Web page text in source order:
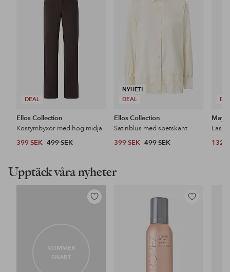
DEAL
Ellos Collection
Kostymbyxor med hög midja
399 SEK 499 SEK
NYHET!
DEAL
i
Ellos Collection
Satinblus med spetskant
399 SEK 499 SEK 132
Upptäck våra nyheter
KOMMER
SNART
Lägg
Lägg